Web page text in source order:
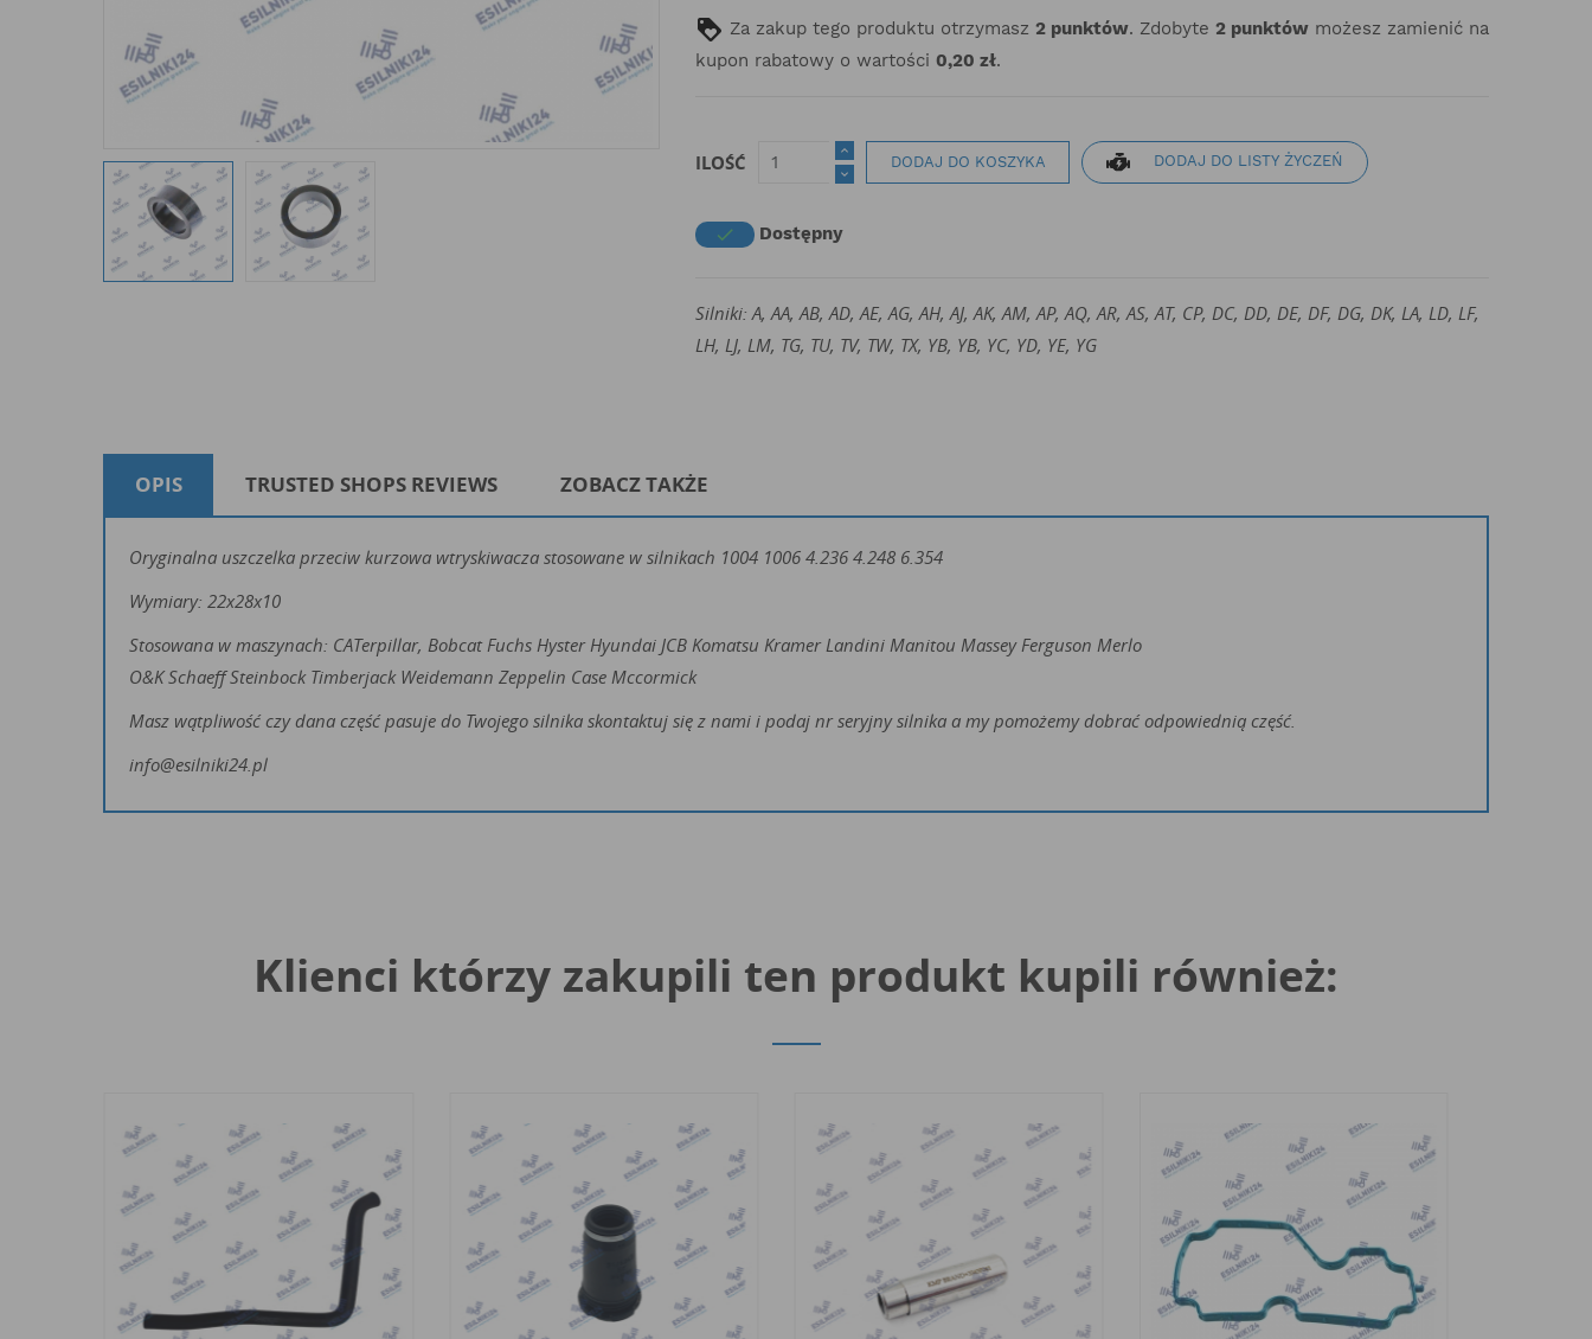
Za zakup tego produktu otrzymasz 2 punktów. Zdobyte 2 punktów możesz zamienić na
kupon rabatowy o wartości 0,20 zł.
ILOŚĆ DODAJ DO KOSZYKA DODAJ DO LISTY ŻYCZEŃ
 Dostępny
Silniki: A,AA, AB, AD, AE, AG, AH, AJ, AK, AM, AP, AQ, AR, AS, AT, CP, DC, DD, DE, DF, DG, DK, LA, LD, LF,
LH, LJ, LM, TG, TU, TV, TW, TX, YB, YB, YC, YD, YE, YG
OPIS TRUSTED SHOPS REVIEWS ZOBACZ TAKŻE
Oryginalna uszczelka przeciw kurzowa wtryskiwacza stosowane w silnikach 1004 1006 4.236 4.248 6.354
Wymiary: 22x28x10
Stosowana w maszynach: CATerpillar, Bobcat Fuchs Hyster Hyundai JCB Komatsu Kramer Landini Manitou Massey Ferguson Merlo
O&K Schaeff Steinbock Timberjack Weidemann Zeppelin Case Mccormick
Masz wątpliwość czy dana część pasuje do Twojego silnika skontaktuj się z nami i podaj nr seryjny silnika a my pomożemy dobrać odpowiednią część.
info@esilniki24.pl
Klienci którzy zakupili ten produkt kupili również: